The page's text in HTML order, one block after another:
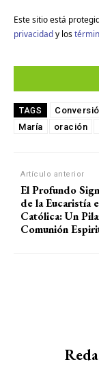
Este sitio está
privacidady los
TAGS
María
oración
Artículo anterior
El Profundo
de la Eucaristía
Católica: Un
Comunión